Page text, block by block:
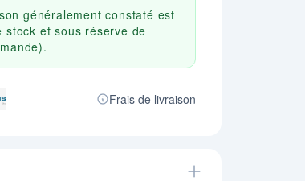
généralement constaté est
et sous réserve de
Frais de livraison